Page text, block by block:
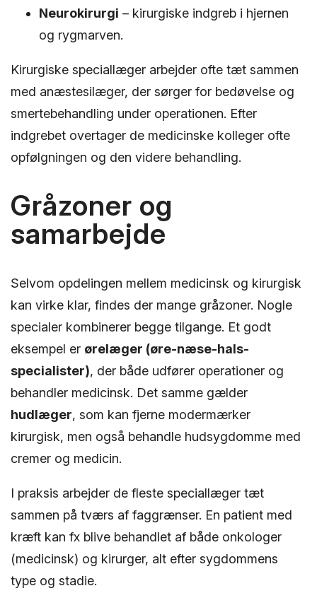
Neurokirurgi – kirurgiske indgreb i hjernen
og rygmarven.
Kirurgiske speciallæger arbejder ofte tæt sammen
med anæstesilæger, der sørger for bedøvelse og
smertebehandling under operationen. Efter
indgrebet overtager de medicinske kolleger ofte
opfølgningen og den videre behandling.
Gråzoner og
samarbejde
Selvom opdelingen mellem medicinsk og kirurgisk
kan virke klar, findes der mange gråzoner. Nogle
specialer kombinerer begge tilgange. Et godt
eksempel er ørelæger (øre-næse-hals-
specialister), der både udfører operationer og
behandler medicinsk. Det samme gælder
hudlæger, som kan fjerne modermærker
kirurgisk, men også behandle hudsygdomme med
cremer og medicin.
I praksis arbejder de fleste speciallæger tæt
sammen på tværs af faggrænser. En patient med
kræft kan fx blive behandlet af både onkologer
(medicinsk) og kirurger, alt efter sygdommens
type og stadie.